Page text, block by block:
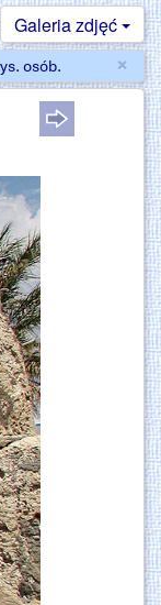
Galeria zdjęć
×
osób.